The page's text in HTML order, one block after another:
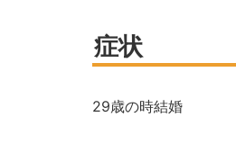
症状
29歳の時結婚